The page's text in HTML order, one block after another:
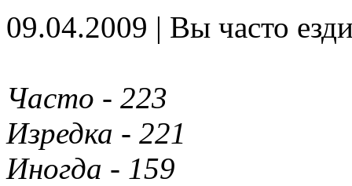
09.04.2009 | Вы часто
Часто - 223
Изредка - 221
Иногда - 159